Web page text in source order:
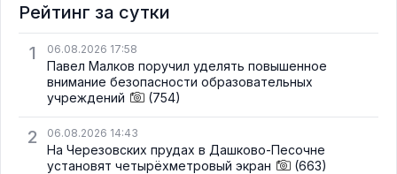
Рейтинг за сутки
1
06.08.2026 17:58
Павел Малков поручил уделять повышенное
внимание безопасности образовательных
учреждений
(754)
2 06.08.2026 14:43
На Черезовских прудах в Дашково-Песочне
установят четырёхметровый экран
(663)